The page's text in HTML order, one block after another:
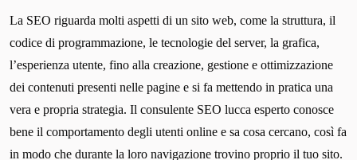
La SEO riguarda molti aspetti di un sito web, come la struttura, il
codice di programmazione, le tecnologie del server, la grafica,
l’esperienza utente, fino alla creazione, gestione e ottimizzazione
dei contenuti presenti nelle pagine e si fa mettendo in pratica una
vera e propria strategia. Il consulente SEO lucca esperto conosce
bene il comportamento degli utenti online e sa cosa cercano, così fa
in modo che durante la loro navigazione trovino proprio il tuo sito.